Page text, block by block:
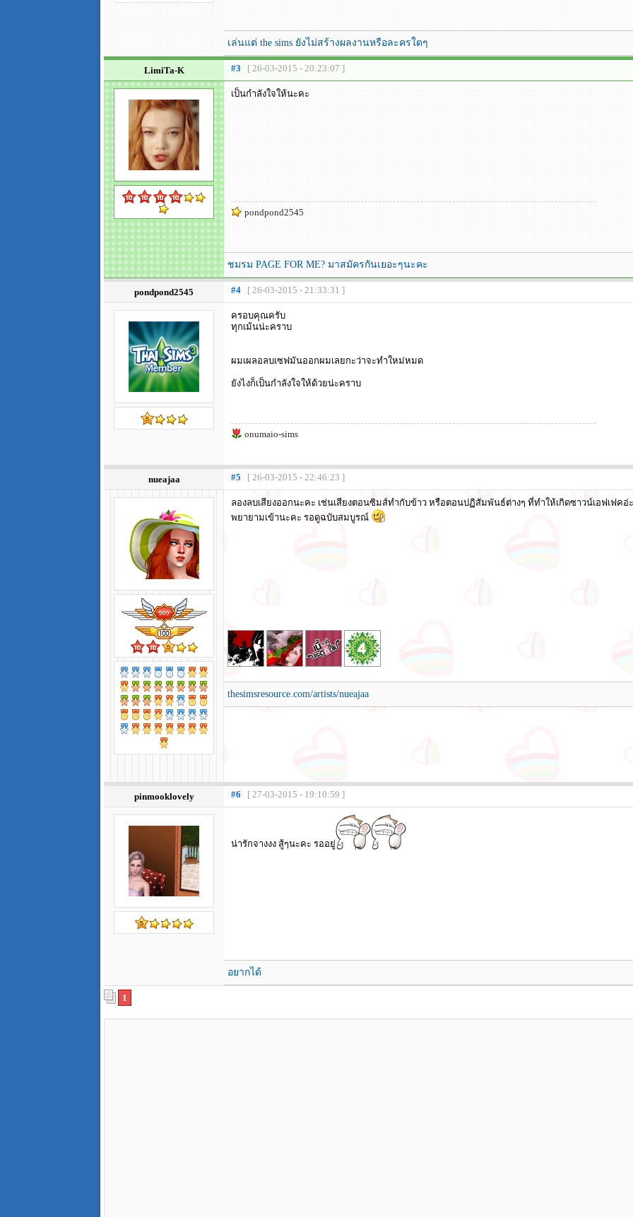
เล่นแต่ the sims ยังไม่สร้างผลงานหรือละครใดๆ
LimiTa-K #3 [ 26-03-2015 - 20:23:07 ]
เป็นกำลังใจให้นะคะ
pondpond2545
ชมรม PAGE FOR ME? มาสมัครกันเยอะๆนะคะ
pondpond2545 #4 [ 26-03-2015 - 21:33:31 ]
ครอบคุณครับ
ทุกเม้นน่ะคราบ
ผมเผลอลบเซฟมันออกผมเลยกะว่าจะทำใหม่หมด
ยังไงก็เป็นกำลังใจให้ด้วยน่ะคราบ
onumaio-sims
nueajaa #5 [ 26-03-2015 - 22:46:23 ]
ลองลบเสียงออกนะคะ เช่นเสียงตอนซิมส์ทำกับข้าว หรือตอนปฏิสัมพันธ์ต่างๆ ที่ทำให้เกิดซาวน์เอฟเฟคอ่
พยายามเข้านะคะ รอดูฉบับสมบูรณ์
thesimsresource.com/artists/nueajaa
pinmooklovely #6 [ 27-03-2015 - 19:10:59 ]
น่ารักจางงง สู้ๆนะคะ รออยู่
อยากได้
1